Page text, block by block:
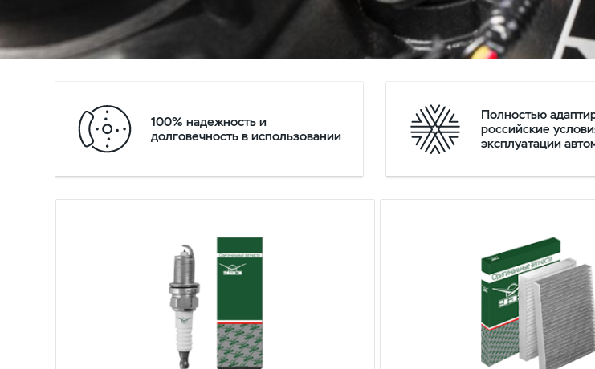
100% надежность и
долговечность в использовании
Полностью
российские
эксплуатации